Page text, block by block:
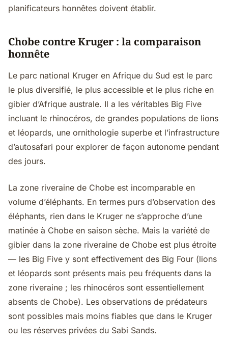
planificateurs honnêtes doivent établir.
Chobe contre Kruger : la comparaison
honnête
Le parc national Kruger en Afrique du Sud est le parc
le plus diversifié, le plus accessible et le plus riche en
gibier d’Afrique australe. Il a les véritables Big Five
incluant le rhinocéros, de grandes populations de lions
et léopards, une ornithologie superbe et l’infrastructure
d’autosafari pour explorer de façon autonome pendant
des jours.
La zone riveraine de Chobe est incomparable en
volume d’éléphants. En termes purs d’observation des
éléphants, rien dans le Kruger ne s’approche d’une
matinée à Chobe en saison sèche. Mais la variété de
gibier dans la zone riveraine de Chobe est plus étroite
— les Big Five y sont effectivement des Big Four (lions
et léopards sont présents mais peu fréquents dans la
zone riveraine ; les rhinocéros sont essentiellement
absents de Chobe). Les observations de prédateurs
sont possibles mais moins fiables que dans le Kruger
ou les réserves privées du Sabi Sands.